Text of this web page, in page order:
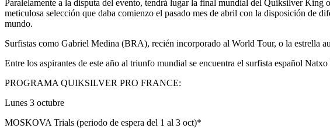
Paralelamente a la disputa del evento, tendrá lugar la final mundial del Quiksilver
meticulosa selección que daba comienzo el pasado mes de abril con la disposición de
mundo.
Surfistas como Gabriel Medina (BRA), recién incorporado al World Tour, o la estrella
Entre los aspirantes de este año al triunfo mundial se encuentra el surfista español
PROGRAMA QUIKSILVER PRO FRANCE:
Lunes 3 octubre
MOSKOVA Trials (periodo de espera del 1 al 3 oct)*